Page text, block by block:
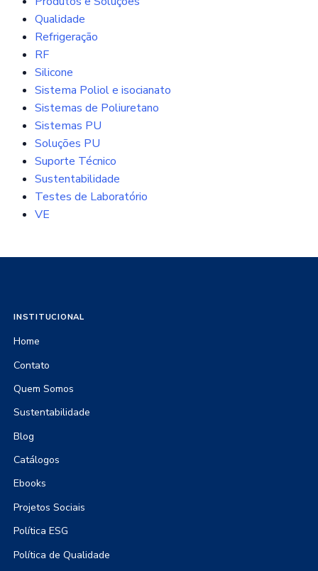
Qualidade
Refrigeração
RF
Silicone
Sistema Poliol e isocianato
Sistemas de Poliuretano
Sistemas PU
Soluções PU
Suporte Técnico
Sustentabilidade
Testes de Laboratório
VE
INSTITUCIONAL
Home
Contato
Quem Somos
Sustentabilidade
Blog
Catálogos
Ebooks
Projetos Sociais
Política ESG
Política de Qualidade